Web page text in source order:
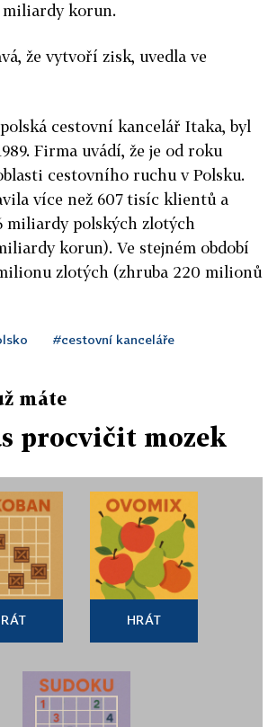
miliardy korun.
že vytvoří zisk, uvedla ve
cestovní kancelář Itaka, byl
Firma uvádí, že je od roku
cestovního ruchu v Polsku.
více než 607 tisíc klientů a
miliardy polských zlotých
korun). Ve stejném období
zlotých (zhruba 220 milionů
#cestovní kanceláře
máte
procvičit mozek
HRÁT